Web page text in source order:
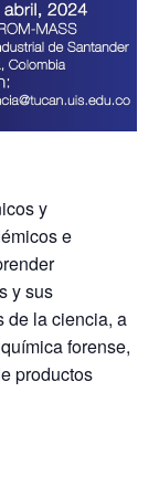
y
e
y sus
de la ciencia, a
forense,
productos